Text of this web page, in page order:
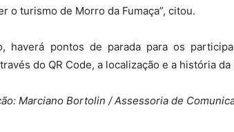
o turismo de Morro da Fumaça”, citou.
haverá pontos de parada para os
do QR Code, a localização e a história
Marciano Bortolin / Assessoria de